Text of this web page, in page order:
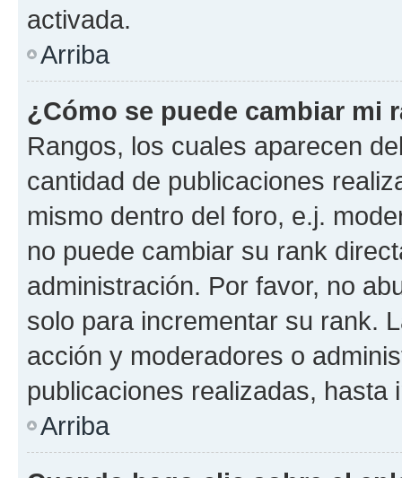
activada.
Arriba
¿Cómo se puede cambiar mi
Rangos, los cuales aparecen
cantidad de publicaciones
mismo dentro del foro, e.j.
no puede cambiar su rank
administración. Por favor, no
solo para incrementar su rank.
acción y moderadores o
publicaciones realizadas, hasta
Arriba